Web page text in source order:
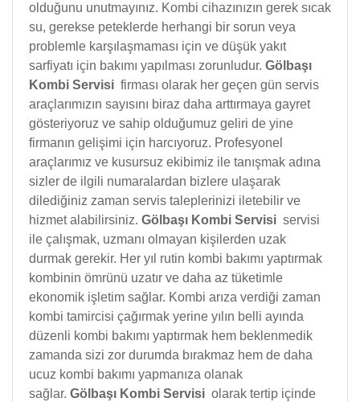
olduğunu unutmayınız. Kombi cihazınızın gerek sıcak
su, gerekse peteklerde herhangi bir sorun veya
problemle karşılaşmaması için ve düşük yakıt
sarfiyatı için bakımı yapılması zorunludur. Gölbaşı
Kombi Servisi firması olarak her geçen gün servis
araçlarımızın sayısını biraz daha arttırmaya gayret
gösteriyoruz ve sahip olduğumuz geliri de yine
firmanın gelişimi için harcıyoruz. Profesyonel
araçlarımız ve kusursuz ekibimiz ile tanışmak adına
sizler de ilgili numaralardan bizlere ulaşarak
dilediğiniz zaman servis taleplerinizi iletebilir ve
hizmet alabilirsiniz. Gölbaşı Kombi Servisi servisi
ile çalışmak, uzmanı olmayan kişilerden uzak
durmak gerekir. Her yıl rutin kombi bakımı yaptırmak
kombinin ömrünü uzatır ve daha az tüketimle
ekonomik işletim sağlar. Kombi arıza verdiği zaman
kombi tamircisi çağırmak yerine yılın belli ayında
düzenli kombi bakımı yaptırmak hem beklenmedik
zamanda sizi zor durumda bırakmaz hem de daha
ucuz kombi bakımı yapmanıza olanak
sağlar. Gölbaşı Kombi Servisi olarak tertip içinde